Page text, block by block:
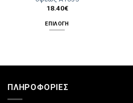
18.40€
ΕΠΙΛΟΓΉ
έχει
παραλλαγές.
ΠΛΗΡΟΦΟΡΊΕΣ